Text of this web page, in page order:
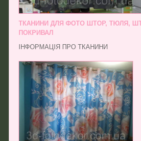
ТКАНИНИ ДЛЯ ФОТО ШТОР, ТЮЛЯ,
ПОКРИВАЛ
ІНФОРМАЦІЯ ПРО ТКАНИНИ